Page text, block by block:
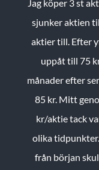
Jag köper 3 st
sjunker aktien
aktier till. Efter
uppåt till 75
månader efter
85 kr. Mitt
kr/aktie tack
olika
från början